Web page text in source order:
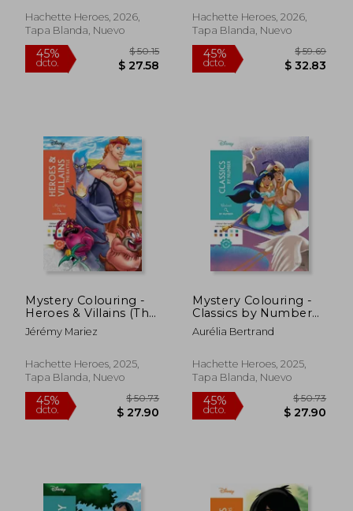
(en Inglés)
Hachette Heroes, 2026,
Tapa Blanda, Nuevo
45%
dcto. $ 27.58
Hachette Heroes, 2026,
Tapa Blanda, Nuevo
45%
dcto.
Mystery Colouring -
Heroes & Villains (The
Battle). Reveal iconic
Disney characters
number (en Inglés)
Jérémy Mariez
Hachette Heroes, 2025,
Tapa Blanda, Nuevo
Mystery Colouring -
Classics by Number
(en Inglés)
Aurélia Bertrand
Hachette Heroes, 2025,
Tapa Blanda, Nuevo